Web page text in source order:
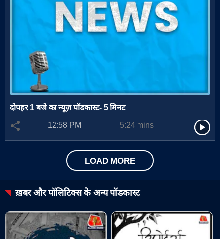
दोपहर 1 बजे का न्यूज़ पॉडकास्ट- 5 मिनट
12:58 PM
5:24 mins
LOAD MORE
ख़बर और पॉलिटिक्सके अन्य पॉडकास्ट